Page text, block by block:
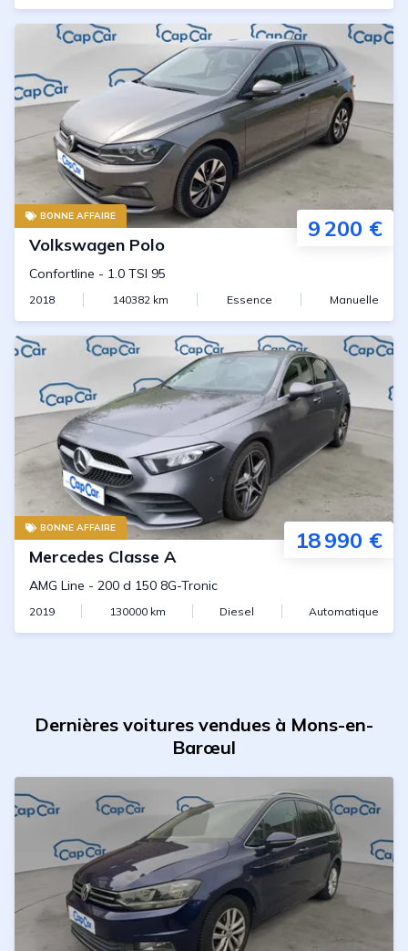
BONNE AFFAIRE 9 200 €
Volkswagen Polo
Confortline - 1.0 TSI 95
2018 140382 km Essence Manuelle
BONNE AFFAIRE 18 990 €
Mercedes Classe A
AMG Line - 200 d 150 8G-Tronic
2019 130000km Diesel Automatique
Dernières voitures vendues à Mons-en-
Barœul